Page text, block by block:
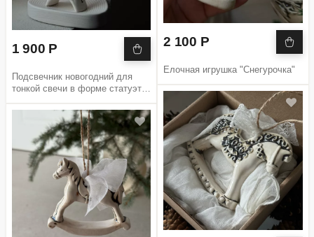
1 900 Р
Подсвечник новогодний для
тонкой свечи в форме статуэтки
2 100 Р
Елочная игрушка "Снегурочка"